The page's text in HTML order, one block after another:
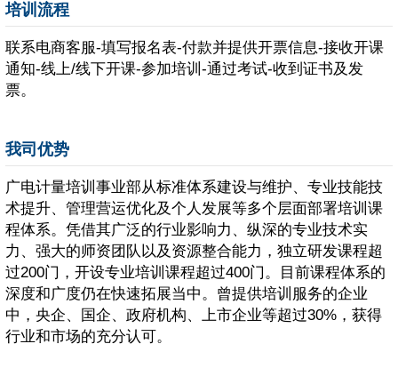
培训流程
联系电商客服-填写报名表-付款并提供开票信息-接收开课
通知-线上/线下开课-参加培训-通过考试-收到证书及发
票。
我司优势
广电计量培训事业部从标准体系建设与维护、专业技能技
术提升、管理营运优化及个人发展等多个层面部署培训课
程体系。凭借其广泛的行业影响力、纵深的专业技术实
力、强大的师资团队以及资源整合能力，独立研发课程超
过200门，开设专业培训课程超过400门。目前课程体系的
深度和广度仍在快速拓展当中。曾提供培训服务的企业
中，央企、国企、政府机构、上市企业等超过30%，获得
行业和市场的充分认可。